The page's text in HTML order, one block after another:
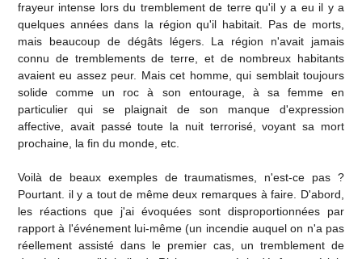
frayeur intense lors du tremblement de terre qu'il y a eu il y a
quelques années dans la région qu'il habitait. Pas de morts,
mais beaucoup de dégâts légers. La région n'avait jamais
connu de tremblements de terre, et de nombreux habitants
avaient eu assez peur. Mais cet homme, qui semblait toujours
solide comme un roc à son entourage, à sa femme en
particulier qui se plaignait de son manque d'expression
affective, avait passé toute la nuit terrorisé, voyant sa mort
prochaine, la fin du monde, etc.
Voilà de beaux exemples de traumatismes, n'est-ce pas ?
Pourtant. il y a tout de même deux remarques à faire. D'abord,
les réactions que j'ai évoquées sont disproportionnées par
rapport à l'événement lui-même (un incendie auquel on n'a pas
réellement assisté dans le premier cas, un tremblement de